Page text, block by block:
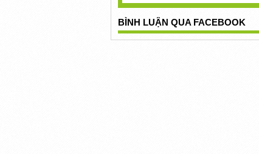
BÌNH LUẬN QUA FACEBOOK